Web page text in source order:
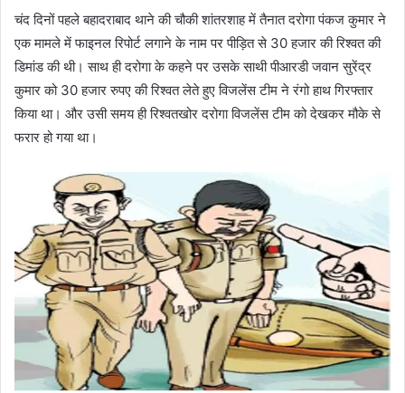
चंद दिनों पहले बहादराबाद थाने की चौकी शांतरशाह में तैनात दरोगा पंकज कुमार ने
एक मामले में फाइनल रिपोर्ट लगाने के नाम पर पीड़ित से 30 हजार की रिश्वत की
डिमांड की थी। साथ ही दरोगा के कहने पर उसके साथी पीआरडी जवान सुरेंद्र
कुमार को 30 हजार रुपए की रिश्वत लेते हुए विजलेंस टीम ने रंगो हाथ गिरफ्तार
किया था। और उसी समय ही रिश्वतखोर दरोगा विजलेंस टीम को देखकर मौके से
फरार हो गया था।